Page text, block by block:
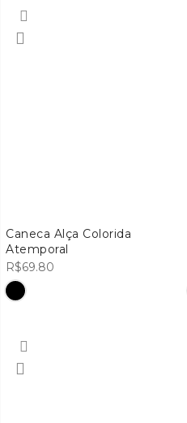
Caneca Alça Colorida
Atemporal
R$69.80